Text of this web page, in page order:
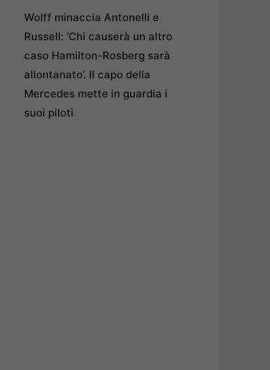
Wolff minaccia Antonelli e
Russell: ‘Chi causerà un altro
caso Hamilton-Rosberg sarà
allontanato’. Il capo della
Mercedes mette in guardia i
suoi piloti